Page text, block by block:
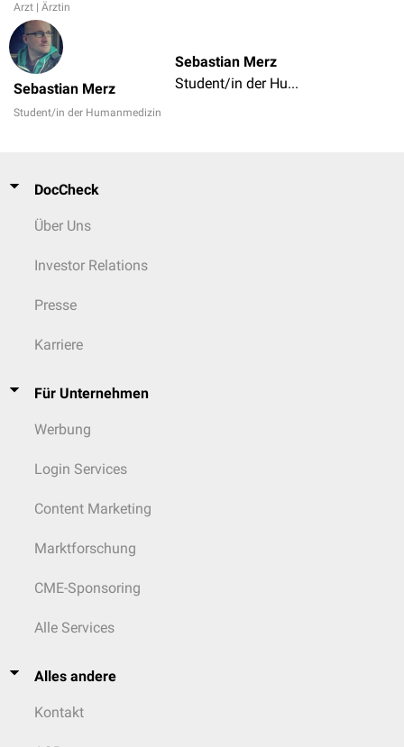
Arzt | Ärztin
Sebastian Merz
Student/in der Humanmedizin
Sebastian Merz
Student/in der Humanmedizin
DocCheck
Über Uns
Investor Relations
Presse
Karriere
Für Unternehmen
Werbung
Login Services
Content Marketing
Marktforschung
CME-Sponsoring
Alle Services
Alles andere
Kontakt